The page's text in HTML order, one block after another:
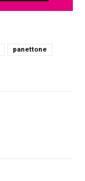
panettone